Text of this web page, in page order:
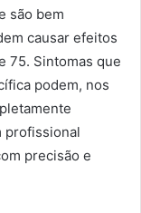
são bem
causar efeitos
75. Sintomas que
podem, nos
profissional
precisão e